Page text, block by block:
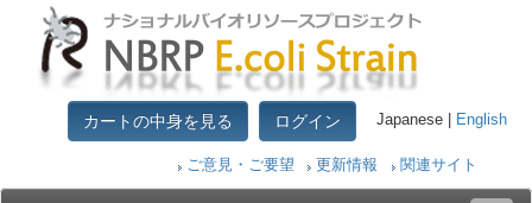
カートの中身を見る ログイン Japanese | English
ご意見・ご要望 更新情報 関連サイト